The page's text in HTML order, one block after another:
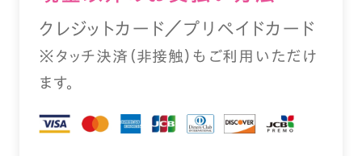
クレジットカード／プリペイドカード
※タッチ決済（⾮接触）もご利⽤いただけ
ます。